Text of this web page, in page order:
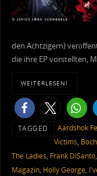
den Achtzigern)
die ihre EP vorstellten,
WEITERLESEN!
TAGGED Aardshok
Victims,
The Ladies, Frank DiSanto,
Magazin, Holly George,